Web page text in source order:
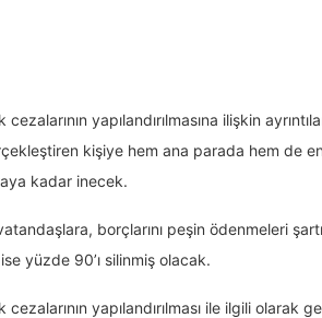
yapılandırılmasına ilişkin
kişiye hem ana parada hem de
kadar inecek.
borçlarını peşin ödenmeleri
yüzde 90’ı silinmiş olacak.
yapılandırılması ile ilgili olarak